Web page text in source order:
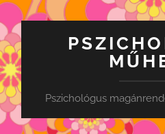
Pszichológus